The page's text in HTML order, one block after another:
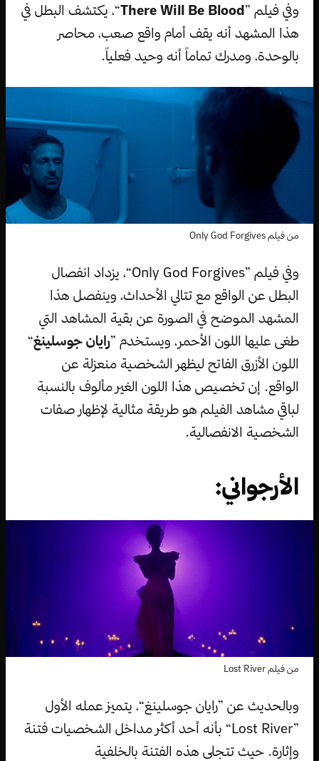
وفي فيلم ”There Will Be Blood“، يكتشف البطل في
هذا المشهد أنه يقف أمام واقع صعب، محاصر
بالوحدة، ومدرك تماماً أنه وحيد فعلياً.
من فيلم Only God Forgives
وفي فيلم ”Only God Forgives“، يزداد انفصال
البطل عن الواقع مع تتالي الأحداث، وينفصل هذا
المشهد الموضح في الصورة عن بقية المشاهد التي
طغى عليها اللون الأحمر، ويستخدم ”رايان جوسلينغ“
اللون الأزرق الفاتح ليظهر الشخصية منعزلة عن
الواقع. إن تخصيص هذا اللون الغير مألوف بالنسبة
لباقي مشاهد الفيلم هو طريقة مثالية لإظهار صفات
الشخصية الانفصالية.
الأرجواني:
من فيلم Lost River
وبالحديث عن ”رايان جوسلينغ“، يتميز عمله الأول
”Lost River“ بأنه أحد أكثر مداخل الشخصيات فتنة
وإثارة. حيث تتجلى هذه الفتنة بالخلفية